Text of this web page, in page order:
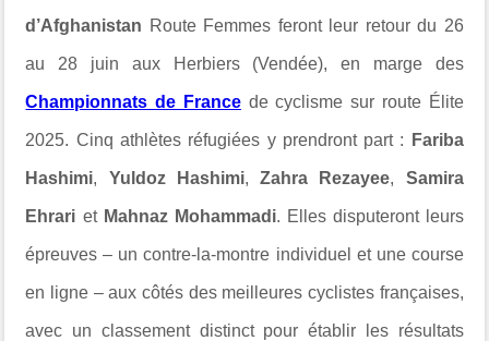
d’Afghanistan Route Femmes feront leur retour du 26
au 28 juin aux Herbiers (Vendée), en marge des
Championnats de France de cyclisme sur route Élite
2025. Cinq athlètes réfugiées y prendront part : Fariba
Hashimi, Yuldoz Hashimi,Zahra Rezayee, Samira
Ehrari et Mahnaz Mohammadi. Elles disputeront leurs
épreuves – un contre-la-montre individuel et une course
en ligne – aux côtés des meilleures cyclistes françaises,
avec un classement distinct pour établir les résultats